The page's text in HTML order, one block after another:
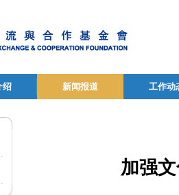
绍 新闻报道 工作动
加强